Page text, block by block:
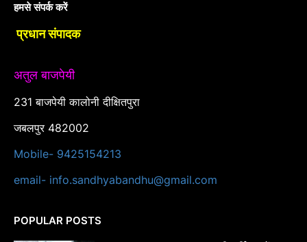
हमसे संपर्क करें
प्रधान संपादक
अतुल बाजपेयी
231 बाजपेयी कालोनी दीक्षितपुरा
जबलपुर 482002
Mobile- 9425154213
email- info.sandhyabandhu@gmail.com
POPULAR POSTS